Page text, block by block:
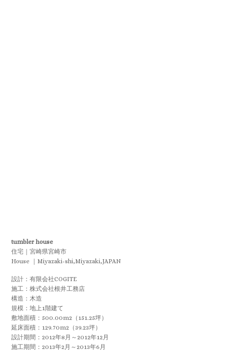
tumbler house
住宅｜宮崎県宮崎市
House ｜Miyazaki-shi,Miyazaki,JAPAN
設計：有限会社COGITE
施工：株式会社根井工務店
構造：木造
規模：地上1階建て
敷地面積：500.00m2（151.25坪）
延床面積：129.70m2（39.23坪）
設計期間：2012年8月～2012年12月
施工期間：2013年2月～2013年6月